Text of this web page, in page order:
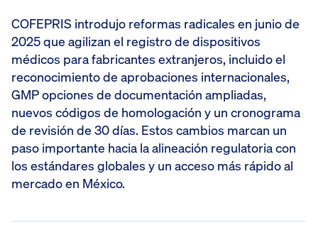
COFEPRIS introdujo reformas radicales en junio de
2025 que agilizan el registro de dispositivos
médicos para fabricantes extranjeros, incluido el
reconocimiento de aprobaciones internacionales,
GMP opciones de documentación ampliadas,
nuevos códigos de homologación y un cronograma
de revisión de 30 días. Estos cambios marcan un
paso importante hacia la alineación regulatoria con
los estándares globales y un acceso más rápido al
mercado en México.